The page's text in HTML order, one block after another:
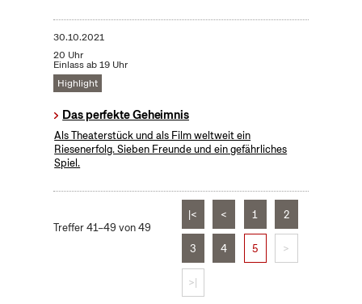
30.10.2021
20 Uhr
Einlass ab 19 Uhr
Highlight
Das perfekte Geheimnis
Als Theaterstück und als Film weltweit ein
Riesenerfolg. Sieben Freunde und ein gefährliches
Spiel.
Treffer 41–49 von 49
|< < 1 2
3 4 5 >
>|